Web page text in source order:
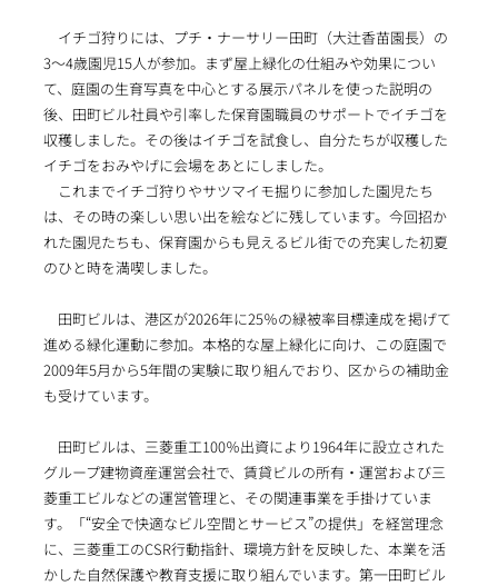
イチゴ狩りには、プチ・ナーサリー田町（大辻香苗園長）の
3～4歳園児15人が参加。まず屋上緑化の仕組みや効果につい
て、庭園の生育写真を中心とする展示パネルを使った説明の
後、田町ビル社員や引率した保育園職員のサポートでイチゴを
収穫しました。その後はイチゴを試食し、自分たちが収穫した
イチゴをおみやげに会場をあとにしました。
これまでイチゴ狩りやサツマイモ掘りに参加した園児たち
は、その時の楽しい思い出を絵などに残しています。今回招か
れた園児たちも、保育園からも見えるビル街での充実した初夏
のひと時を満喫しました。
田町ビルは、港区が2026年に25％の緑被率目標達成を掲げて
進める緑化運動に参加。本格的な屋上緑化に向け、この庭園で
2009年5月から5年間の実験に取り組んでおり、区からの補助金
も受けています。
田町ビルは、三菱重工100％出資により1964年に設立された
グループ建物資産運営会社で、賃貸ビルの所有・運営および三
菱重工ビルなどの運営管理と、その関連事業を手掛けていま
す。「“安全で快適なビル空間とサービス”の提供」を経営理念
に、三菱重工のCSR行動指針、環境方針を反映した、本業を活
かした自然保護や教育支援に取り組んでいます。第一田町ビル